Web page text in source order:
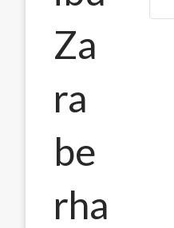
Za
ra
be
rha